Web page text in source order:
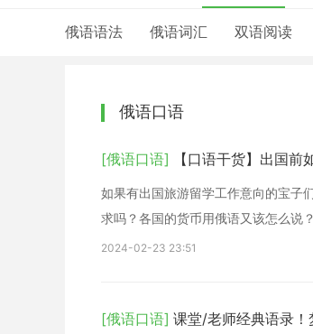
俄语语法 俄语词汇 双语阅读
俄语口语
[俄语口语] 【口语干货】出国前
如果有出国旅游留学工作意向的宝子
求吗？各国的货币用俄语又该怎么说
2024-02-23 23:51
[俄语口语] 课堂/老师经典语录